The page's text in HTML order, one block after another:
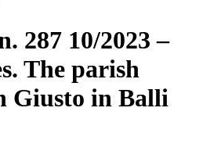
287 10/2023 –
The parish
Giusto in Balli